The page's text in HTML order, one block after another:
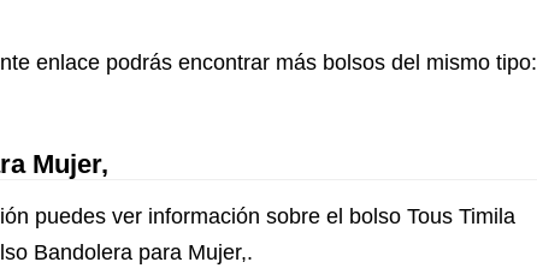
enlace podrás encontrar más bolsos del mismo tipo:
Mujer,
puedes ver información sobre el bolso Tous Timila
Bandolera para Mujer,.